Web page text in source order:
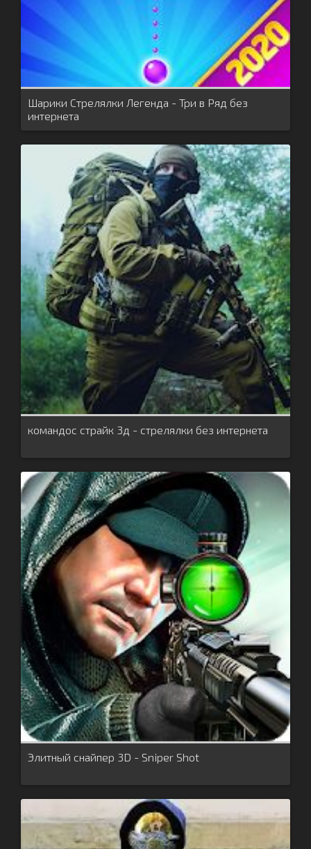
Шарики Стрелялки Легенда - Три в Ряд без
интернета
командос страйк 3д - стрелялки без интернета
Элитный снайпер 3D - Sniper Shot